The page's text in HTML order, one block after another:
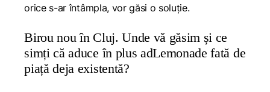
orice s-ar întâmpla, vor găsi o soluție.
Birou nou în Cluj. Unde vă găsim și ce
simți că aduce în plus adLemonade fată de
piață deja existentă?